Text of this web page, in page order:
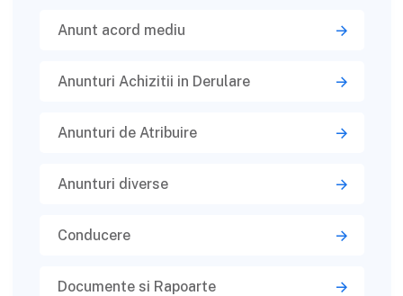
Anunt acord mediu
Anunturi Achizitii in Derulare
Anunturi de Atribuire
Anunturi diverse
Conducere
Documente si Rapoarte